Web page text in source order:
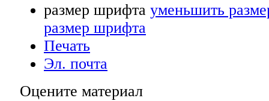
размер шрифта уменьшить
размер шрифта
Печать
Эл. почта
Оцените материал